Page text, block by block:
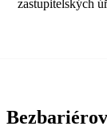
zastupitelských